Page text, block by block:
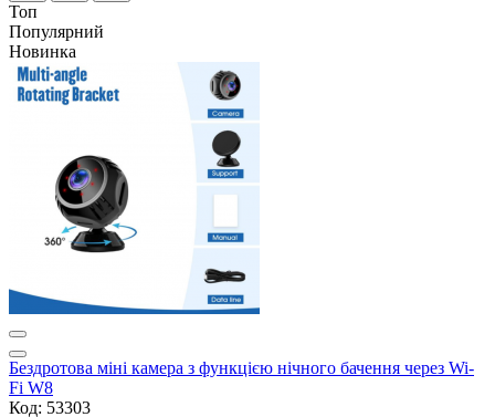
Топ
Популярний
Новинка
Бездротова міні камера з функцією нічного бачення через Wi-
Fi W8
Код: 53303